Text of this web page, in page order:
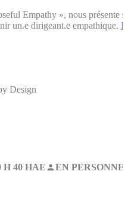
Empathy », nous présente
un.e dirigeant.e empathique.
Design
H 40 HAEpersonEN PERSONNE